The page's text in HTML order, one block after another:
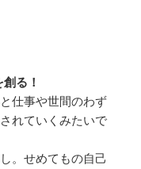
る！
仕事や世間のわず
れていくみたいで
。せめてもの自己